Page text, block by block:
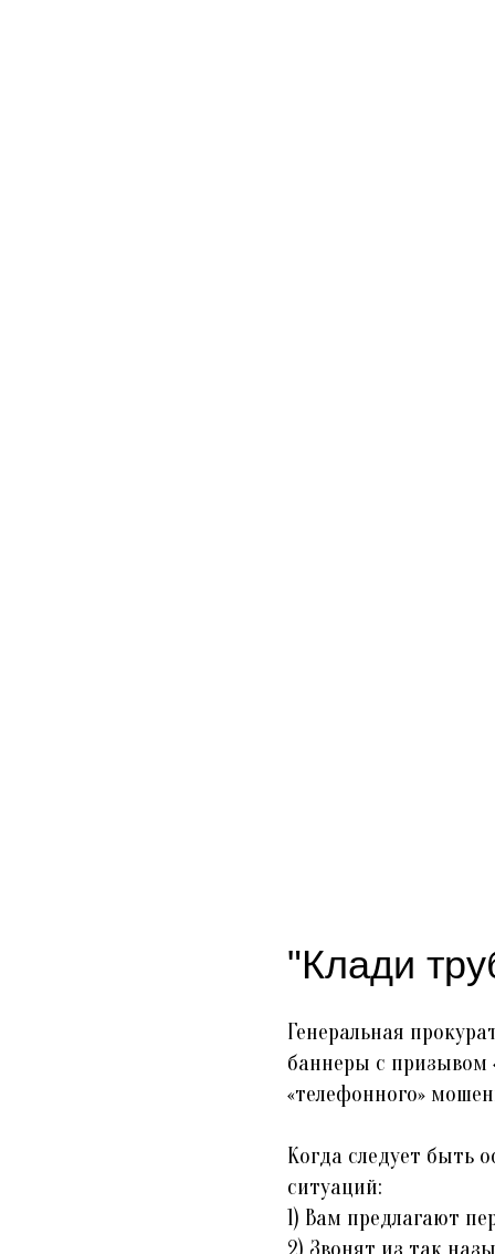
"Клади
Генеральная
баннеры с призывом
«телефонного»
Когда следует быть
ситуаций:
1) Вам предлагают